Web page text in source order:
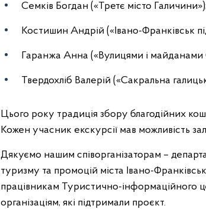
Семків Богдан («Третє місто Галичини»);
Костишин Андрій («Івано-Франківськ
Гаранжа Анна («Вулицями і майданами
Твердохліб Валерій («Сакральна
Цього року традиція збору благодійних
Кожен учасник екскурсії мав можливість
Дякуємо нашим співорганізаторам –
туризму та промоцій міста Івано-
працівникам Туристично-інформаційного
організаціям, які підтримали проєкт.